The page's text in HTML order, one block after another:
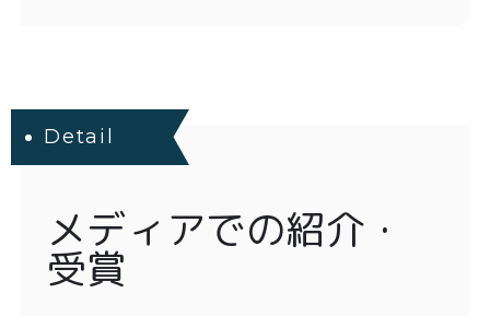
Detail
メディアでの紹介・
受賞